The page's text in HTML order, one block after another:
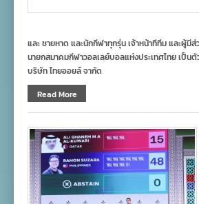
และ ชายหาด และนักกีฬาทุกรุ่น เจ้าหน้าทีทีม และผู้มี
นายกสมาคมกีฬาวอลเลย์บอลแห่งประเทศไทย เป็
บริษัท ไทยออยล์ จากัด
Read More